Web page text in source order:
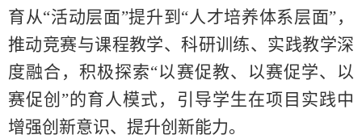
育从“活动层面”提升到“人才培养体系层面”，
推动竞赛与课程教学、科研训练、实践教学深
度融合，积极探索“以赛促教、以赛促学、以
赛促创”的育人模式，引导学生在项目实践中
增强创新意识、提升创新能力。